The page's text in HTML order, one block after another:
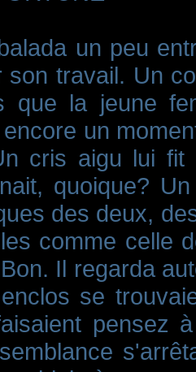
un peu
son travail. Un
que la jeune
un
cris aigu lui
quoique?
des deux,
comme celle
Il regarda
se
pensez